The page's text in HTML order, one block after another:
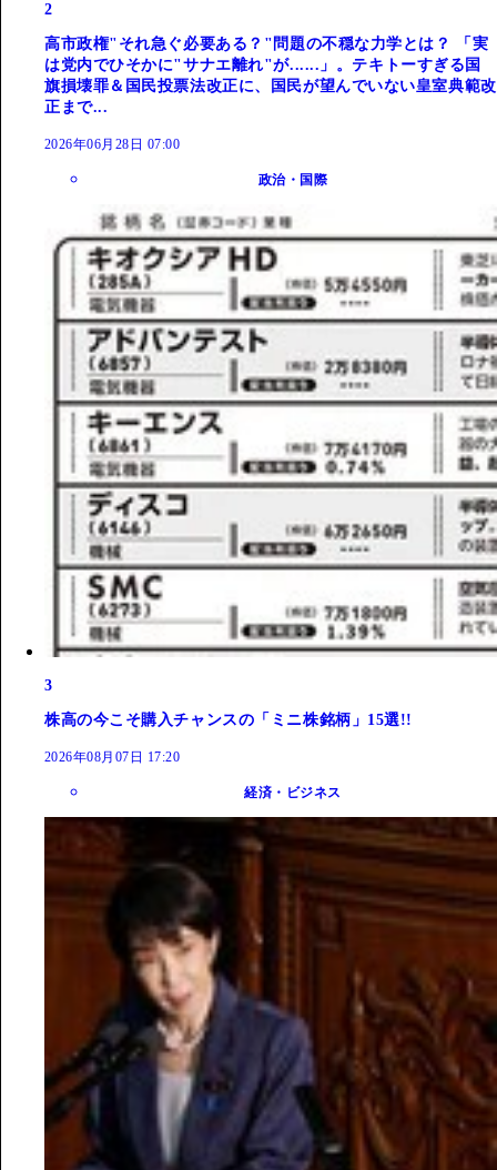
2
高市政権"それ急ぐ必要ある？"問題の不穏な力学とは？ 「実
は党内でひそかに"サナエ離れ"が......」。テキトーすぎる国
旗損壊罪＆国民投票法改正に、国民が望んでいない皇室典範改
正まで...
2026年06月28日 07:00
政治・国際
3
株高の今こそ購入チャンスの「ミニ株銘柄」15選!!
2026年08月07日 17:20
経済・ビジネス